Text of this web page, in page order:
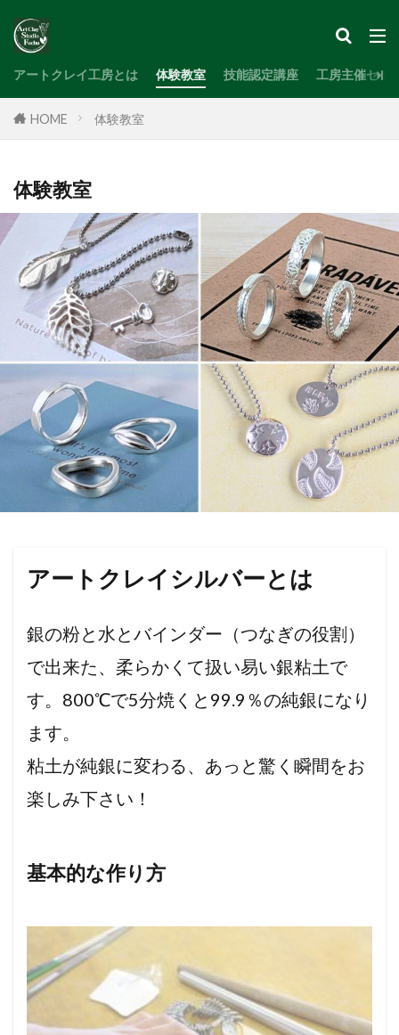
アートクレイ工房とは 体験教室 技能認定講座 工房主催セミ
HOME 体験教室
体験教室
アートクレイシルバーとは
銀の粉と水とバインダー（つなぎの役割）
で出来た、柔らかくて扱い易い銀粘土で
す。800℃で5分焼くと99.9％の純銀になり
ます。
粘土が純銀に変わる、あっと驚く瞬間をお
楽しみ下さい！
基本的な作り方